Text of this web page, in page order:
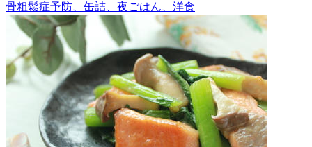
骨粗鬆症予防、缶詰、夜ごはん、洋食